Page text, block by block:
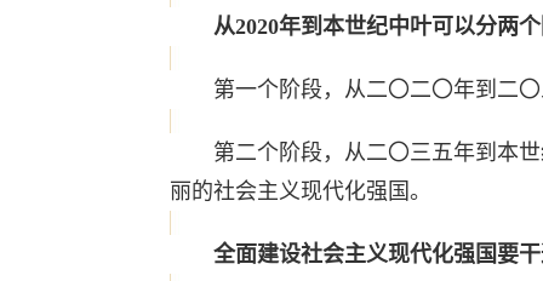
从2020年到本世纪中叶可以分两个
第一个阶段，从二〇二〇年到二〇
第二个阶段，从二〇三五年到本世
丽的社会主义现代化强国。
全面建设社会主义现代化强国要干